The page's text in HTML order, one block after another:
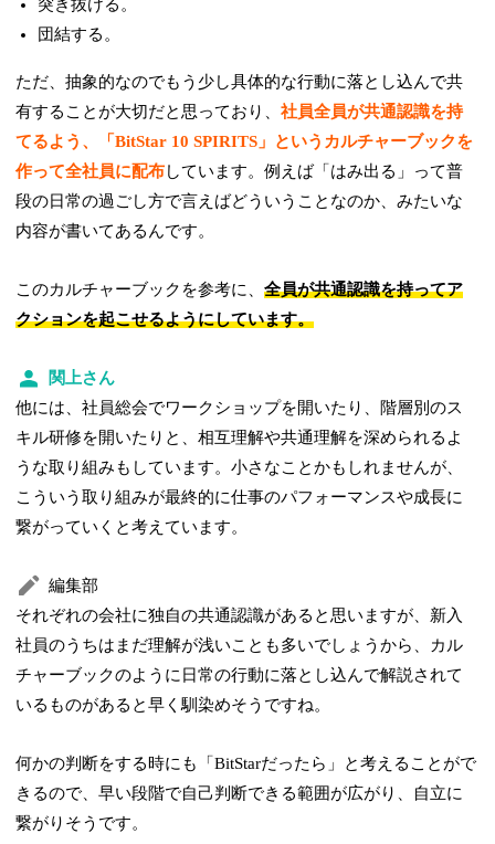
突き抜ける。
団結する。
ただ、抽象的なのでもう少し具体的な行動に落とし込んで共
有することが大切だと思っており、社員全員が共通認識を持
てるよう、「BitStar 10 SPIRITS」というカルチャーブックを
作って全社員に配布しています。例えば「はみ出る」って普
段の日常の過ごし方で言えばどういうことなのか、みたいな
内容が書いてあるんです。
このカルチャーブックを参考に、全員が共通認識を持ってア
クションを起こせるようにしています。
関上さん
他には、社員総会でワークショップを開いたり、階層別のス
キル研修を開いたりと、相互理解や共通理解を深められるよ
うな取り組みもしています。小さなことかもしれませんが、
こういう取り組みが最終的に仕事のパフォーマンスや成長に
繋がっていくと考えています。
編集部
それぞれの会社に独自の共通認識があると思いますが、新入
社員のうちはまだ理解が浅いことも多いでしょうから、カル
チャーブックのように日常の行動に落とし込んで解説されて
いるものがあると早く馴染めそうですね。
何かの判断をする時にも「BitStarだったら」と考えることがで
きるので、早い段階で自己判断できる範囲が広がり、自立に
繋がりそうです。